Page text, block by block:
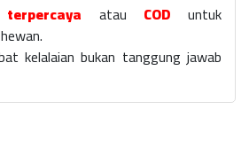
atau COD untuk
kelalaian bukan tanggung jawab